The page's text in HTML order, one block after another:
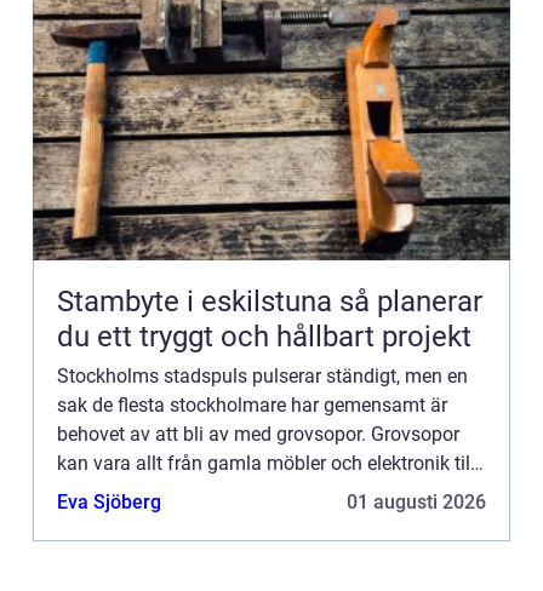
Stambyte i eskilstuna så planerar
du ett tryggt och hållbart projekt
Stockholms stadspuls pulserar ständigt, men en
sak de flesta stockholmare har gemensamt är
behovet av att bli av med grovsopor. Grovsopor
kan vara allt från gamla möbler och elektronik till
byggavfall och diverse skrymmande avfal...
Eva Sjöberg 01 augusti 2026